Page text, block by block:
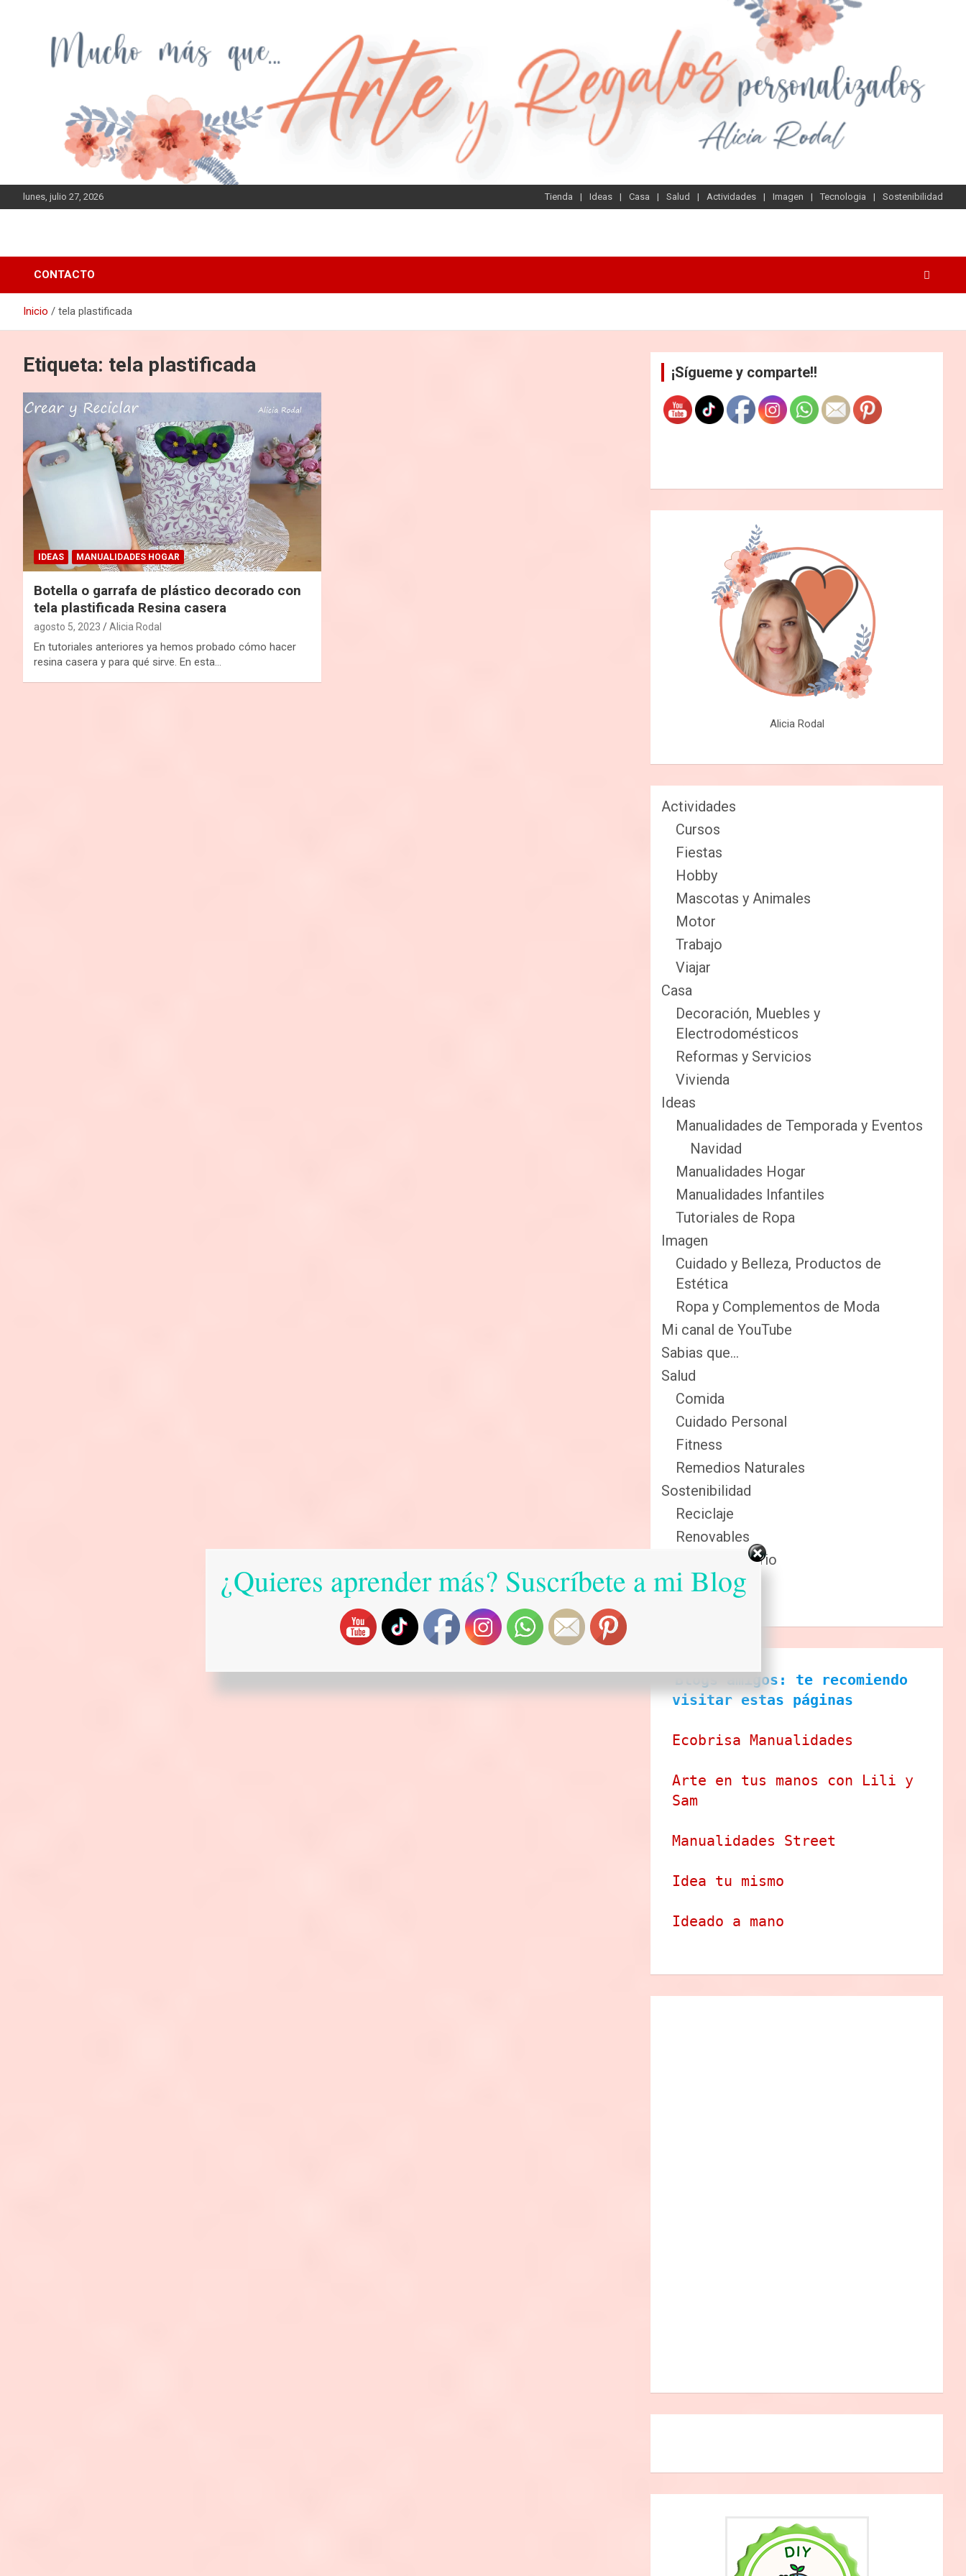
lunes, julio 27, 2026 Tienda Ideas Casa Salud Actividades Imagen Tecnologia Sostenibilidad
CONTACTO
Inicio tela plastificada
Etiqueta: tela plastificada
IDEAS MANUALIDADES HOGAR
Botella o garrafa de plástico decorado con
tela plastificada Resina casera
agosto 5, 2023 Alicia Rodal
En tutoriales anteriores ya hemos probado cómo hacer
resina casera y para qué sirve. En esta…
¡Sígueme y comparte!!
Alicia Rodal
Actividades
Cursos
Fiestas
Hobby
Mascotas y Animales
Motor
Trabajo
Viajar
Casa
Decoración, Muebles y
Electrodomésticos
Reformas y Servicios
Vivienda
Ideas
Manualidades de Temporada y Eventos
Navidad
Manualidades Hogar
Manualidades Infantiles
Tutoriales de Ropa
Imagen
Cuidado y Belleza, Productos de
Estética
Ropa y Complementos de Moda
Mi canal de YouTube
Sabias que…
Salud
Comida
Cuidado Personal
Fitness
Remedios Naturales
Sostenibilidad
Reciclaje
Renovables
Sector Primario
Tecnologia
Blogs amigos: te recomiendo
visitar estas páginas
Ecobrisa Manualidades
Arte en tus manos con Lili y
Sam
Manualidades Street
Idea tu mismo
Ideado a mano
¿Quieres aprender más? Suscríbete a mi Blog